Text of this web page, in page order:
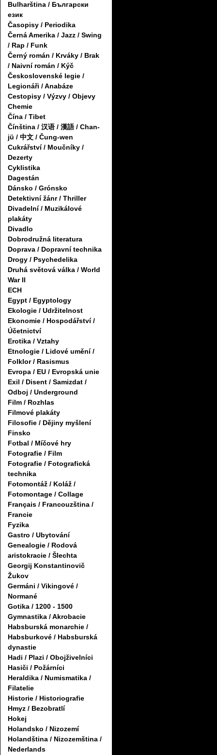
Bulharština / Български
език
Časopisy / Periodika
Černá Amerika / Jazz / Swing
/ Rap / Funk
Černý román / Krváky / Brak
/ Naivní román / Kýč
Československé legie /
Legionáři / Anabáze
Cestopisy / Výzvy / Objevy
Chemie
Čína / Tibet
Čínština / 汉语 / 漢語 / Chan-
jü / 中文 / Čung-wen
Cukrářství / Moučníky /
Dezerty
Cyklistika
Dagestán
Dánsko / Grónsko
Detektivní žánr / Thriller
Divadelní / Muzikálové
plakáty
Divadlo
Dobrodružná literatura
Doprava / Dopravní technika
Drogy / Psychedelika
Druhá světová válka / World
War II
ECH
Egypt / Egyptology
Ekologie / Udržitelnost
Ekonomie / Hospodářství /
Účetnictví
Erotika / Vztahy
Etnologie / Lidové umění /
Folklor / Rasismus
Evropa / EU / Evropská unie
Exil / Disent / Samizdat /
Odboj / Underground
Film / Rozhlas
Filmové plakáty
Filosofie / Dějiny myšlení
Finsko
Fotbal / Míčové hry
Fotografie / Film
Fotografie / Fotografická
technika
Fotomontáž / Koláž /
Fotomontage / Collage
Français / Francouzština /
Francie
Fyzika
Gastro / Ubytování
Genealogie / Rodová
aristokracie / Šlechta
Georgij Konstantinovič
Žukov
Germáni / Vikingové /
Normané
Gotika / 1200 - 1500
Gymnastika / Akrobacie
Habsburská monarchie /
Habsburkové / Habsburská
dynastie
Hadi / Plazi / Obojživelníci
Hasiči / Požárníci
Heraldika / Numismatika /
Filatelie
Historie / Historiografie
Hmyz / Bezobratlí
Hokej
Holandsko / Nizozemí
Holandština / Nizozemština /
Nederlands